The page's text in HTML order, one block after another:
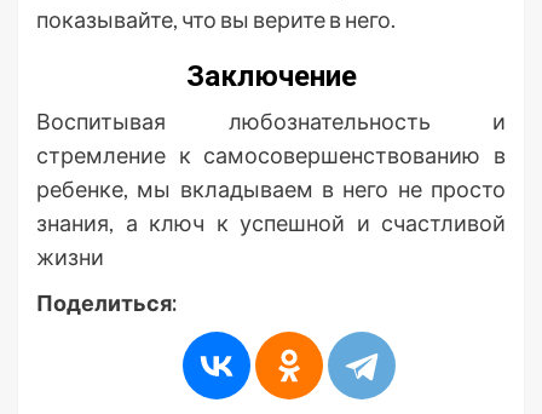
показывайте, что вы верите в него.
Заключение
Воспитывая любознательность и
стремление к самосовершенствованию в
ребенке, мы вкладываем в него не просто
знания, а ключ к успешной и счастливой
жизни
Поделиться: